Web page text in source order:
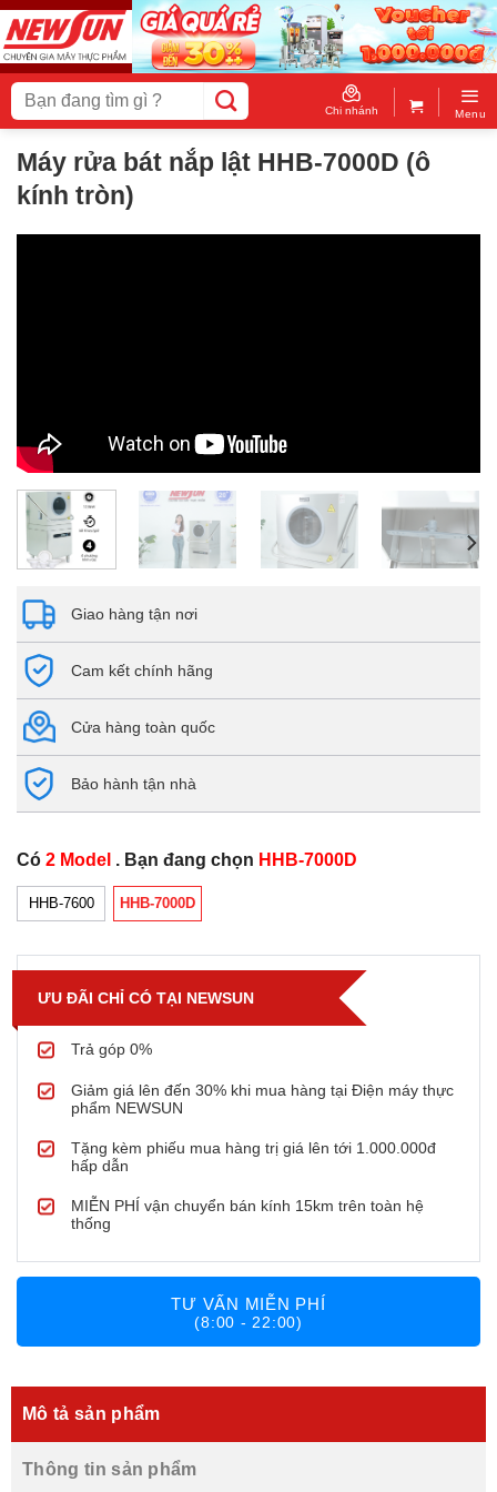
Skip
to
content
Tìm
kiếm:
Chi nhánh Menu
Máy rửa bát nắp lật HHB-7000D (ô
kính tròn)
Giao hàng tận nơi
Cam kết chính hãng
Cửa hàng toàn quốc
Bảo hành tận nhà
Có 2 Model . Bạn đang chọn HHB-7000D
HHB-7600 HHB-7000D
ƯU ĐÃI CHỈ CÓ TẠI NEWSUN
Trả góp 0%
Giảm giá lên đến 30% khi mua hàng tại Điện máy thực
phẩm NEWSUN
Tặng kèm phiếu mua hàng trị giá lên tới 1.000.000đ
hấp dẫn
MIỄN PHÍ vận chuyển bán kính 15km trên toàn hệ
thống
TƯ VẤN MIỄN PHÍ
(8:00 - 22:00)
Mô tả sản phẩm
Thông tin sản phẩm